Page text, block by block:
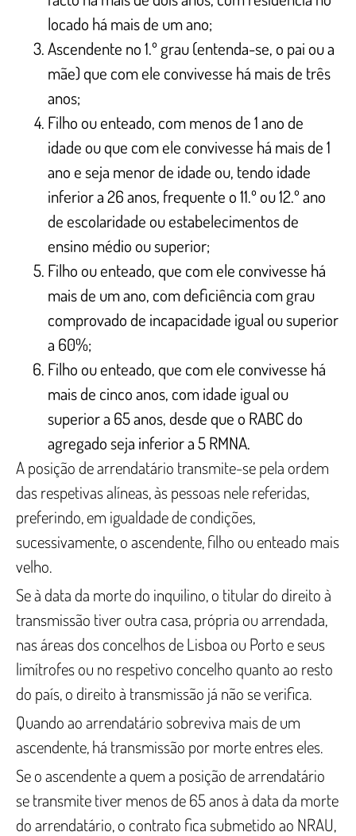
locado há mais de um ano;
Ascendente no 1.º grau (entenda-se, o pai ou a
mãe) que com ele convivesse há mais de três
anos;
Filho ou enteado, com menos de 1 ano de
idade ou que com ele convivesse há mais de 1
ano e seja menor de idade ou, tendo idade
inferior a 26 anos, frequente o 11.º ou 12.º ano
de escolaridade ou estabelecimentos de
ensino médio ou superior;
Filho ou enteado, que com ele convivesse há
mais de um ano, com deficiência com grau
comprovado de incapacidade igual ou superior
a 60%;
Filho ou enteado, que com ele convivesse há
mais de cinco anos, com idade igual ou
superior a 65 anos, desde que o RABC do
agregado seja inferior a 5 RMNA.
A posição de arrendatário transmite-se pela ordem
das respetivas alíneas, às pessoas nele referidas,
preferindo, em igualdade de condições,
sucessivamente, o ascendente, filho ou enteado mais
velho.
Se à data da morte do inquilino, o titular do direito à
transmissão tiver outra casa, própria ou arrendada,
nas áreas dos concelhos de Lisboa ou Porto e seus
limítrofes ou no respetivo concelho quanto ao resto
do país, o direito à transmissão já não se verifica.
Quando ao arrendatário sobreviva mais de um
ascendente, há transmissão por morte entres eles.
Se o ascendente a quem a posição de arrendatário
se transmite tiver menos de 65 anos à data da morte
do arrendatário, o contrato fica submetido ao NRAU,